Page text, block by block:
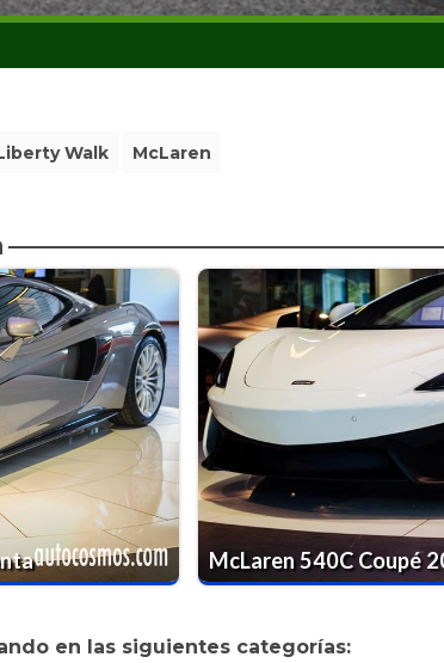
Walk McLaren
McLaren 540C Coupé
en las siguientes categorías: